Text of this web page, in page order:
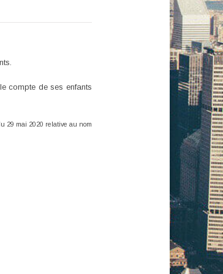
compte de ses enfants
29 mai 2020 relative au nom